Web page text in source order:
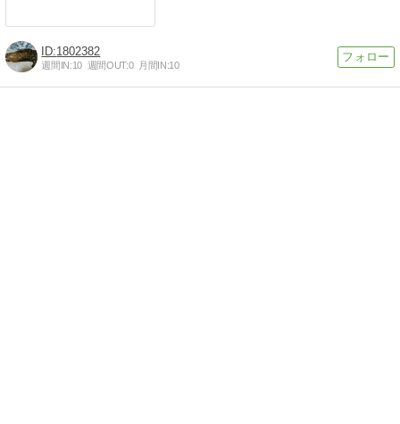
1802382
週間IN:10 週間OUT:0 月間IN:10